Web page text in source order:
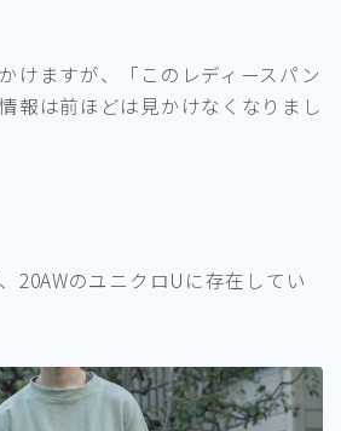
けますが、「このレディースパン
報は前ほどは見かけなくなりまし
20AWのユニクロUに存在してい